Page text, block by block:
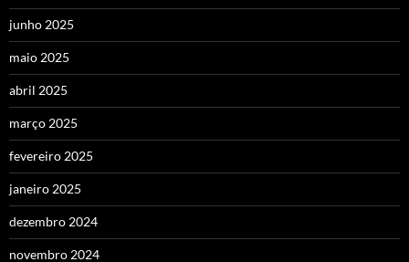
junho 2025
maio 2025
abril 2025
março 2025
fevereiro 2025
janeiro 2025
dezembro 2024
novembro 2024